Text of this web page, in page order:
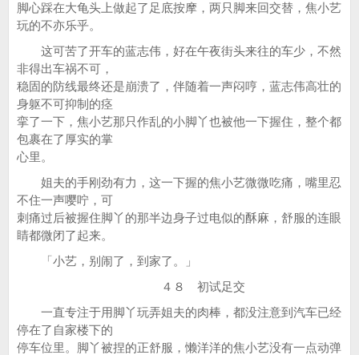
脚心踩在大龟头上做起了足底按摩，两只脚来回交替，焦小艺
玩的不亦乐乎。
这可苦了开车的蓝志伟，好在午夜街头来往的车少，不然
非得出车祸不可，
稳固的防线最终还是崩溃了，伴随着一声闷哼，蓝志伟高壮的
身躯不可抑制的痉
挛了一下，焦小艺那只作乱的小脚丫也被他一下握住，整个都
包裹在了厚实的掌
心里。
姐夫的手刚劲有力，这一下握的焦小艺微微吃痛，嘴里忍
不住一声嘤咛，可
刺痛过后被握住脚丫的那半边身子过电似的酥麻，舒服的连眼
睛都微闭了起来。
「小艺，别闹了，到家了。」
４８ 初试足交
一直专注于用脚丫玩弄姐夫的肉棒，都没注意到汽车已经
停在了自家楼下的
停车位里。脚丫被捏的正舒服，懒洋洋的焦小艺没有一点动弹